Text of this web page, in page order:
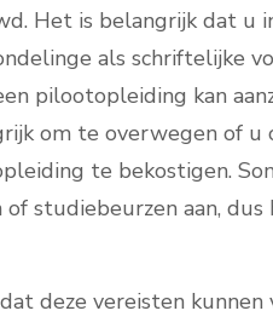
Het is belangrijk dat u
als schriftelijke
pilootopleiding kan
om te overwegen of u
te bekostigen.
of studiebeurzen aan,
deze vereisten kunnen